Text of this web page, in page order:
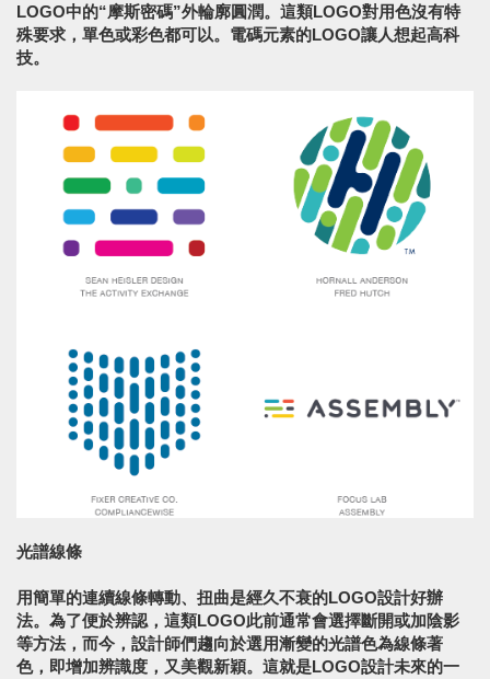
LOGO中的“摩斯密碼”外輪廓圓潤。這類LOGO對用色沒有特
殊要求，單色或彩色都可以。電碼元素的LOGO讓人想起高科
技。
光譜線條
用簡單的連續線條轉動、扭曲是經久不衰的LOGO設計好辦
法。為了便於辨認，這類LOGO此前通常會選擇斷開或加陰影
等方法，而今，設計師們趨向於選用漸變的光譜色為線條著
色，即增加辨識度，又美觀新穎。這就是LOGO設計未來的一